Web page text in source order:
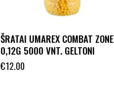
ŠRATAI UMAREX COMBAT ZONE
0,12G 5000 VNT. GELTONI
€12.00